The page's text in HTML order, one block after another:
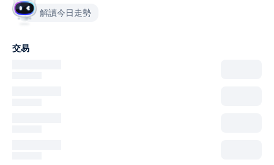
解讀今日走勢
交易